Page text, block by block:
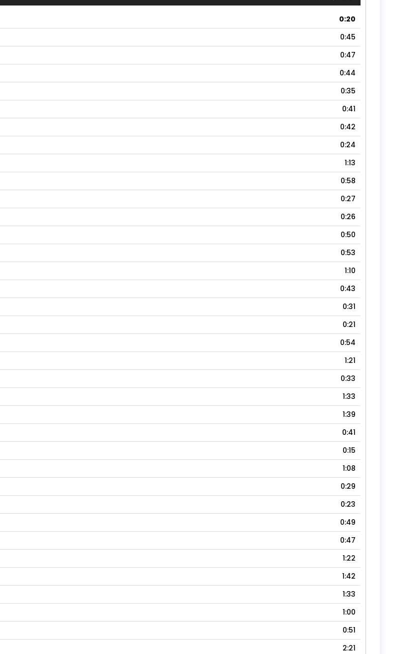
0:20
0:45
0:47
0:44
0:35
0:41
0:42
0:24
1:13
0:58
0:27
0:26
0:50
0:53
1:10
0:43
0:31
0:21
0:54
1:21
0:33
1:33
1:39
0:41
0:15
1:08
0:29
0:23
0:49
0:47
1:22
1:42
1:33
1:00
0:51
2:21